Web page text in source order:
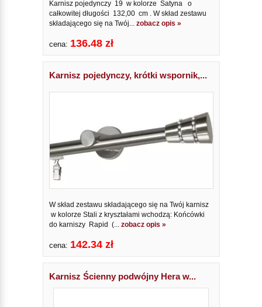
Karnisz pojedynczy 19 w kolorze Satyna o
całkowitej długości 132,00 cm . W skład zestawu
składającego się na Twój... zobacz opis »
cena: 136.48 zł
Karnisz pojedynczy, krótki wspornik,...
W skład zestawu składającego się na Twój karnisz
w kolorze Stali z kryształami wchodzą: Końcówki
do karniszy Rapid (... zobacz opis »
cena: 142.34 zł
Karnisz Ścienny podwójny Hera w...